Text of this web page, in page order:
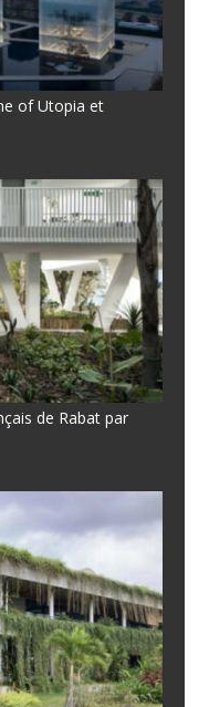
of Utopia et
de Rabat par